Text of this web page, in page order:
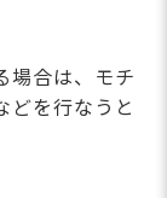
場合は、モチ
どを行なうと